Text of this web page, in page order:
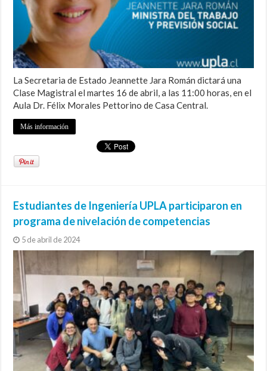
La Secretaria de Estado Jeannette Jara Román dictará una
Clase Magistral el martes 16 de abril, a las 11:00 horas, en el
Aula Dr. Félix Morales Pettorino de Casa Central.
Más información
Estudiantes de Ingeniería UPLA participaron en
programa de nivelación de competencias
5 de abril de 2024